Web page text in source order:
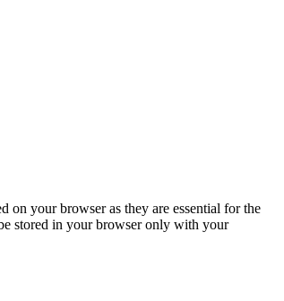
on your browser as they are essential for the
stored in your browser only with your